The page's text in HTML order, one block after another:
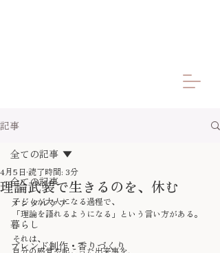
記事
全ての記事
メンタルケア
暮らし
ブレンド制作・香りづくり
全ての記事
理論武装で生きるのを、休む
4月5日 読了時間: 3分
子どもが大人になる過程で、
「理論を語れるようになる」という言い方がある。
それは、
自分の感覚や起こった出来事を、